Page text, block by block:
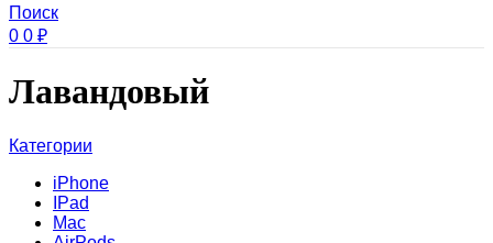
Поиск
0 0 ₽
Лавандовый
Категории
iPhone
IPad
Mac